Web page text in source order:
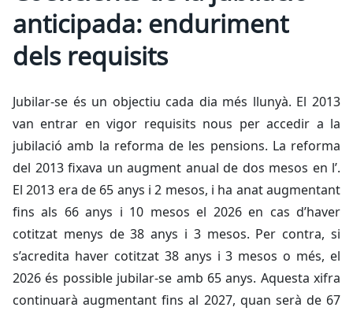
anticipada: enduriment
dels requisits
Jubilar-se és un objectiu cada dia més llunyà. El 2013
van entrar en vigor requisits nous per accedir a la
jubilació amb la reforma de les pensions. La reforma
del 2013 fixava un augment anual de dos mesos en l’.
El 2013 era de 65 anys i 2 mesos, i ha anat augmentant
fins als 66 anys i 10 mesos el 2026 en cas d’haver
cotitzat menys de 38 anys i 3 mesos. Per contra, si
s’acredita haver cotitzat 38 anys i 3 mesos o més, el
2026 és possible jubilar-se amb 65 anys. Aquesta xifra
continuarà augmentant fins al 2027, quan serà de 67